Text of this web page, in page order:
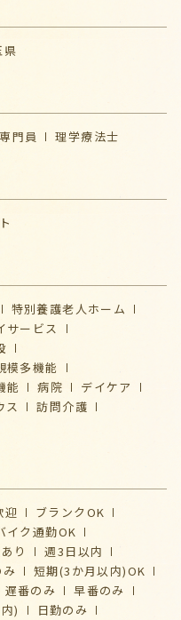
県
門員 理学療法士
特別養護老人ホーム
サービス
模多機能
能 病院
デイケア
ス
訪問介護
迎
ブランクOK
イク通勤OK
り
週3日以内
短期(3か月以内)OK
遅番のみ
早番のみ
)
日勤のみ